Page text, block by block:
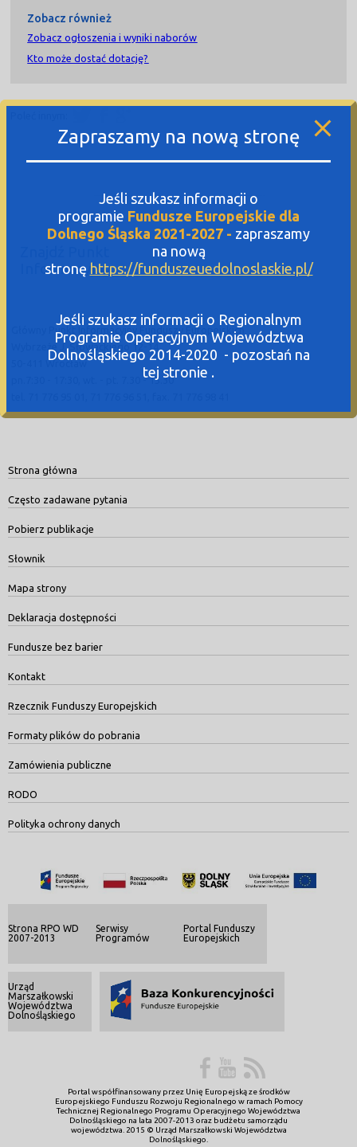
Zobacz również
Zobacz ogłoszenia i wyniki naborów
Kto może dostać dotację?
Informacyjny
Główny Punkt Informacyjny Funduszy Europejskich
Wybrzeże J. Słowackiego 12-14
50-411 Wrocław
pn.7:30 - 17:30, wt. - pt. 7.30 - 15.30
Strona główna
Często zadawane pytania
Pobierz publikacje
Słownik
Mapa strony
Deklaracja dostępności
Fundusze bez barier
Kontakt
Rzecznik Funduszy Europejskich
Formaty plików do pobrania
Zamówienia publiczne
RODO
Polityka ochrony danych
Strona RPO WD
2007-2013
Serwisy
Programów
Portal Funduszy
Europejskich
Urząd
Marszałkowski
Województwa
Dolnośląskiego
Portal współfinansowany przez Unię Europejską ze środków
Europejskiego Funduszu Rozwoju Regionalnego w ramach Pomocy
Technicznej Regionalnego Programu Operacyjnego Województwa
Dolnośląskiego na lata 2007-2013 oraz budżetu samorządu
województwa. 2015 © Urząd Marszałkowski Województwa
Dolnośląskiego.
Zapraszamy na nową stronę
Jeśli szukasz informacji o
programie Fundusze Europejskie dla
Dolnego Śląska 2021-2027 - zapraszamy
na nową
stronę https://funduszeuedolnoslaskie.pl/
Jeśli szukasz informacji o Regionalnym
Programie Operacyjnym Województwa
Dolnośląskiego 2014-2020 - pozostań na
tej stronie .